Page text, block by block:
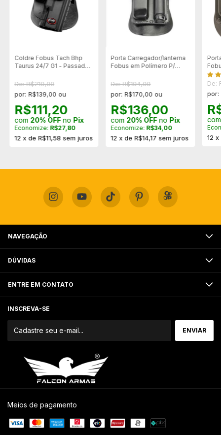
Coldre Fobus Tach Bhp
Taurus 24/7 G1 - Passador
De: R$210,00
por: R$139,00 ou
R$111,20
com 20% OFFno Pix
Economize: R$27,80
12 x de R$11,58 sem juros
Porta Carregador/lanterna
Fobus em Polímero P/
De: R$194,00
por: R$170,00 ou
R$136,00
com 20% OFFno Pix
Economize: R$34,00
12 xdeR$14,17 sem juros
e
De:
por:
12 x
NAVEGAÇÃO
DÚVIDAS
ENTRE EM CONTATO
INSCREVA-SE
Meios de pagamento